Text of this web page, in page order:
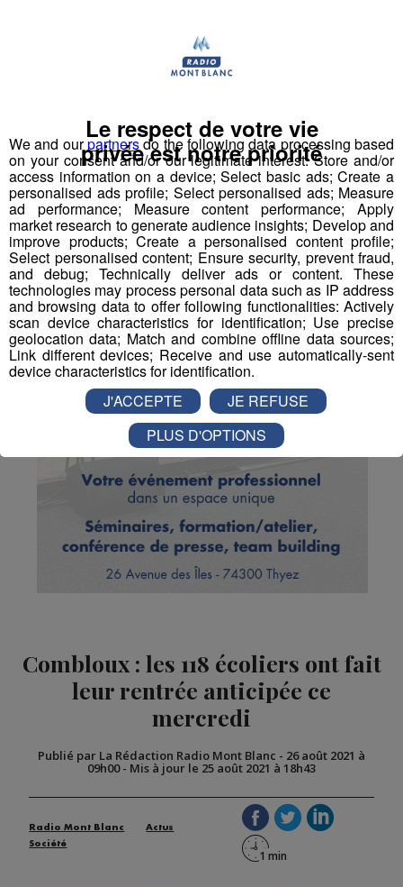
Combloux : les 118 écoliers ont fait
leur rentrée anticipée ce
mercredi
Publié par La Rédaction Radio Mont Blanc - 26 août 2021 à
09h00- Mis à jour le 25 août 2021 à 18h43
Radio Mont Blanc
Actus
Société
We and ourpartnersdo the following data processing based
on your consent and/or our legitimate interest: Store and/or
access information on a device; Select basic ads; Create a
personalised ads profile; Select personalised ads; Measure
ad performance; Measure content performance; Apply
market research to generate audience insights; Develop and
improve products; Create a personalised content profile;
Select personalised content; Ensure security, prevent fraud,
and debug; Technically deliver ads or content. These
technologies may process personal data such as IP address
and browsing data to offer following functionalities: Actively
scan device characteristics for identification; Use precise
geolocation data; Match and combine offline data sources;
Link different devices; Receive and use automatically-sent
device characteristics for identification.
Le respect de votre vie
privée est notre priorité
J'ACCEPTE
JE REFUSE
PLUS D'OPTIONS